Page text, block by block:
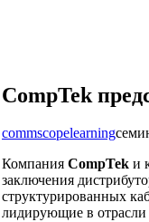
CompTek
commscopelearning
Компания CompTek и
заключения
структурированных
лидирующие в отрасли